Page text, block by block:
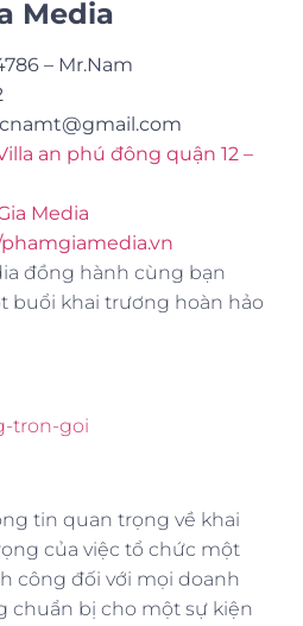
Media
– Mr.Nam
an phú đông quận 12 –
Media
đồng hành cùng bạn
buổi khai trương hoàn hảo
tin quan trọng về khai
của việc tổ chức một
công đối với mọi doanh
chuẩn bị cho một sự kiện